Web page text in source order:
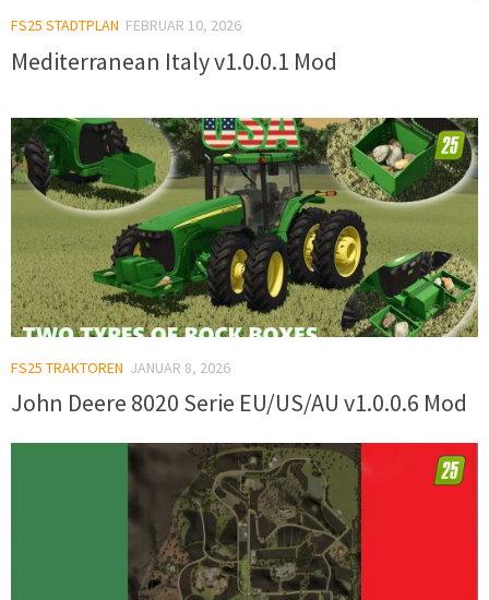
FS25 STADTPLAN FEBRUAR 10, 2026
Mediterranean Italy v1.0.0.1 Mod
FS25 TRAKTOREN JANUAR 8, 2026
John Deere 8020 Serie EU/US/AU v1.0.0.6 Mod